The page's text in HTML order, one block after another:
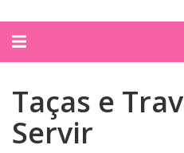
Alternar
Taças e
Servir